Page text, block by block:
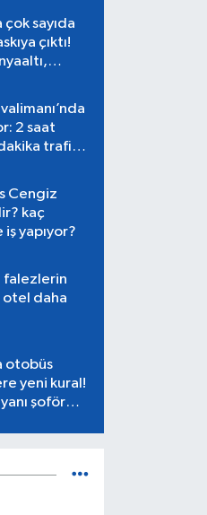
sayıda
çıktı!
2 saat
trafik,
Cengiz
kaç
iş yapıyor?
falezlerin
otel daha
otobüs
yeni kural!
şoför